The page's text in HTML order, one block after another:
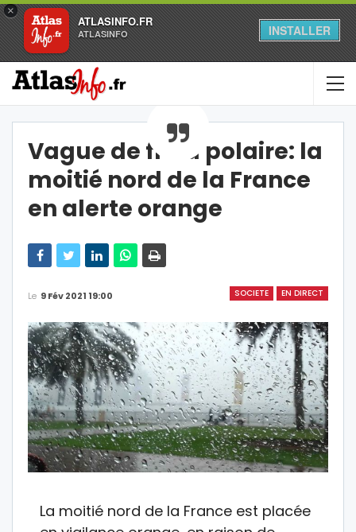
×
ATLASINFO.FR
ATLASINFO INSTALLER
Vague de froid polaire: la
moitié nord de la France
en alerte orange
SOCIETE EN DIRECT
Le 9 Fév 2021 19:00
La moitié nord de la France est placée